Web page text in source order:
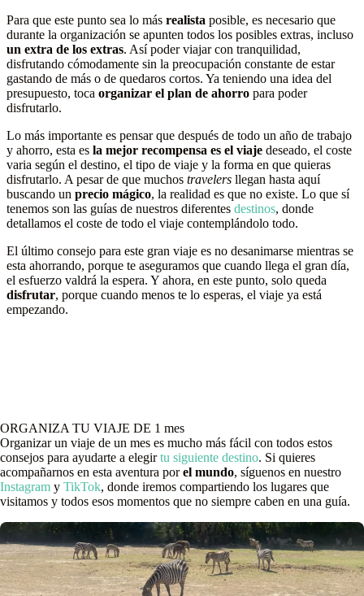
Para que este punto sea lo más realista posible, es necesario que
durante la organización se apunten todos los posibles extras, incluso
un extra de los extras. Así poder viajar con tranquilidad,
disfrutando cómodamente sin la preocupación constante de estar
gastando de más o de quedaros cortos. Ya teniendo una idea del
presupuesto, toca organizar el plan de ahorro para poder
disfrutarlo.
Lo más importante es pensar que después de todo un año de trabajo
y ahorro, esta es la mejor recompensa es el viaje deseado, el coste
varia según el destino, el tipo de viaje y la forma en que quieras
disfrutarlo. A pesar de que muchos travelers llegan hasta aquí
buscando un precio mágico, la realidad es que no existe. Lo que sí
tenemos son las guías de nuestros diferentes destinos, donde
detallamos el coste de todo el viaje contemplándolo todo.
El último consejo para este gran viaje es no desanimarse mientras se
esta ahorrando, porque te aseguramos que cuando llega el gran día,
el esfuerzo valdrá la espera. Y ahora, en este punto, solo queda
disfrutar, porque cuando menos te lo esperas, el viaje ya está
empezando.
ORGANIZA TU VIAJE DE 1 mes
Organizar un viaje de un mes es mucho más fácil con todos estos
consejos para ayudarte a elegirtu siguiente destino. Si quieres
acompañarnos en esta aventura porel mundo, síguenos en nuestro
Instagram y TikTok, donde iremos compartiendo los lugares que
visitamos y todos esos momentos que no siempre caben en una guía.